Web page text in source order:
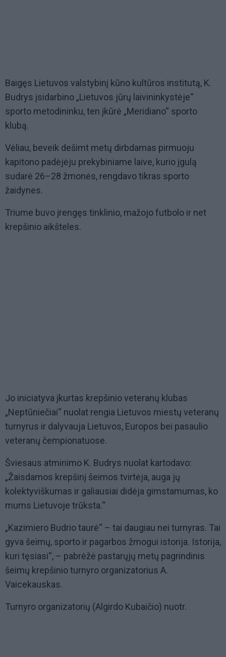
Baigęs Lietuvos valstybinį kūno kultūros institutą, K.
Budrys įsidarbino „Lietuvos jūrų laivininkystėje“
sporto metodininku, ten įkūrė „Meridiano“ sporto
klubą.
Vėliau, beveik dešimt metų dirbdamas pirmuoju
kapitono padėjėju prekybiniame laive, kurio įgulą
sudarė 26–28 žmonės, rengdavo tikras sporto
žaidynes.
Triume buvo įrengęs tinklinio, mažojo futbolo ir net
krepšinio aikšteles.
Jo iniciatyva įkurtas krepšinio veteranų klubas
„Neptūniečiai“ nuolat rengia Lietuvos miestų veteranų
turnyrus ir dalyvauja Lietuvos, Europos bei pasaulio
veteranų čempionatuose.
Šviesaus atminimo K. Budrys nuolat kartodavo:
„Žaisdamos krepšinį šeimos tvirtėja, auga jų
kolektyviškumas ir galiausiai didėja gimstamumas, ko
mums Lietuvoje trūksta.“
„Kazimiero Budrio taurė“ – tai daugiau nei turnyras. Tai
gyva šeimų, sporto ir pagarbos žmogui istorija. Istorija,
kuri tęsiasi“, – pabrėžė pastarųjų metų pagrindinis
šeimų krepšinio turnyro organizatorius A.
Vaicekauskas.
Turnyro organizatorių (Algirdo Kubaičio) nuotr.